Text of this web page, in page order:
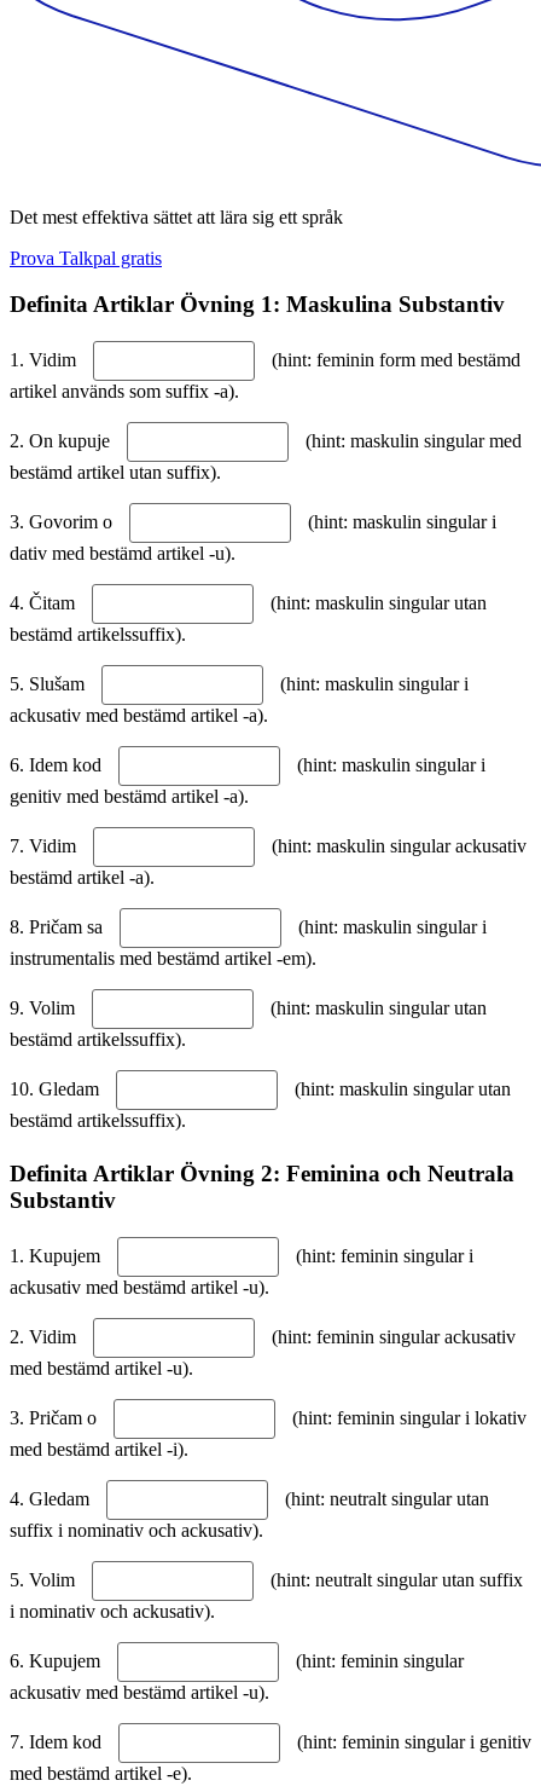
Det mest effektiva sättet att lära sig ett språk
Prova Talkpal gratis
Definita Artiklar Övning 1: Maskulina Substantiv
1. Vidim
(hint: feminin form med bestämd
artikel används som suffix -a).
2. On kupuje
(hint: maskulin singular med
bestämd artikel utan suffix).
3. Govorim o
(hint: maskulin singular i
dativ med bestämd artikel -u).
4. Čitam
(hint: maskulin singular utan
bestämd artikelssuffix).
5. Slušam
(hint: maskulin singular i
ackusativ med bestämd artikel -a).
6. Idem kod
(hint: maskulin singular i
genitiv med bestämd artikel -a).
7. Vidim
(hint: maskulin singular ackusativ
bestämd artikel -a).
8. Pričam sa
(hint: maskulin singular i
instrumentalis med bestämd artikel -em).
9. Volim
(hint: maskulin singular utan
bestämd artikelssuffix).
10. Gledam
(hint: maskulin singular utan
bestämd artikelssuffix).
Definita Artiklar Övning 2: Feminina och Neutrala
Substantiv
1. Kupujem
(hint: feminin singular i
ackusativ med bestämd artikel -u).
2. Vidim
(hint: feminin singular ackusativ
med bestämd artikel -u).
3. Pričam o
(hint: feminin singular i lokativ
med bestämd artikel -i).
4. Gledam
(hint: neutralt singular utan
suffix i nominativ och ackusativ).
5. Volim
(hint: neutralt singular utan suffix
i nominativ och ackusativ).
6. Kupujem
(hint: feminin singular
ackusativ med bestämd artikel -u).
7. Idem kod
(hint: feminin singular i genitiv
med bestämd artikel -e).